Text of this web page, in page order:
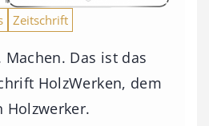
Zeitschrift
Machen. Das ist das
HolzWerken, dem
Holzwerker.